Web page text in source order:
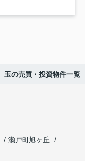
玉の売買・投資物件一覧
瀬戸町旭ヶ丘